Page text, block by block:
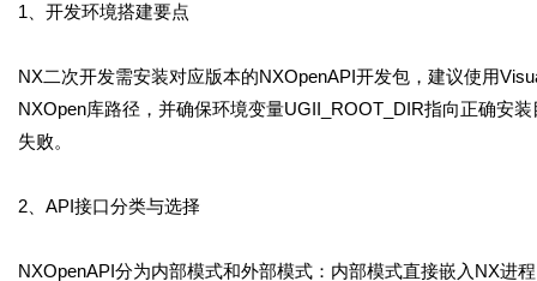
1、开发环境搭建要点
NX二次开发需安装对应版本的NXOpenAPI开发包，建议使用
NXOpen库路径，并确保环境变量UGII_ROOT_DIR指向正确安
失败。
2、API接口分类与选择
NXOpenAPI分为内部模式和外部模式：内部模式直接嵌入NX进